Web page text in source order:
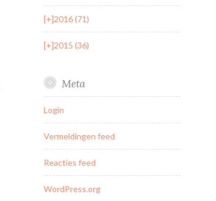
[+]2016 (71)
[+]2015 (36)
Meta
Login
Vermeldingen feed
Reacties feed
WordPress.org